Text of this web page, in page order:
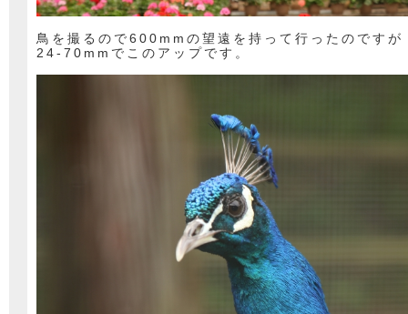
鳥を撮るので600mmの望遠を持って行ったのですが
24-70mmでこのアップです。